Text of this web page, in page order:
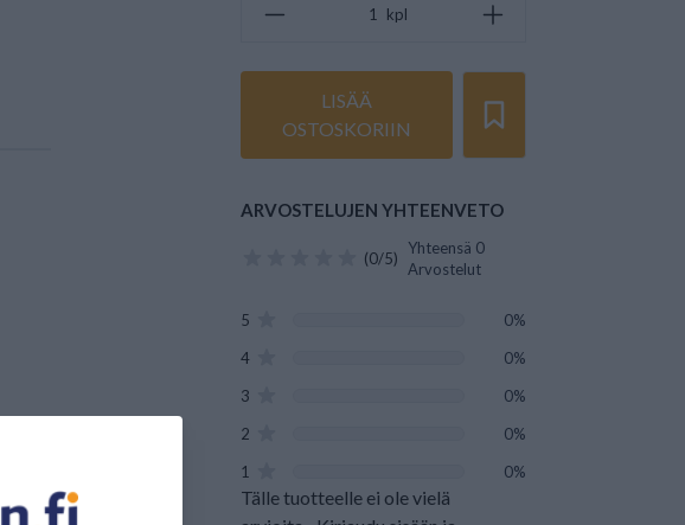
kpl
LISÄÄ
OSTOSKORIIN
ARVOSTELUJEN YHTEENVETO
(0/5)
Yhteensä 0
Arvostelut
5
0%
4
0%
3
0%
2
0%
1
0%
Tälle tuotteelle ei ole vielä